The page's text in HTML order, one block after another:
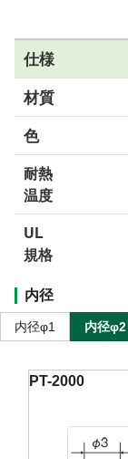
お問い合わせ窓口
会社情報
仕様
材質
色
耐熱
温度
UL
規格
内径
内径φ1 内径φ2
PT-2000